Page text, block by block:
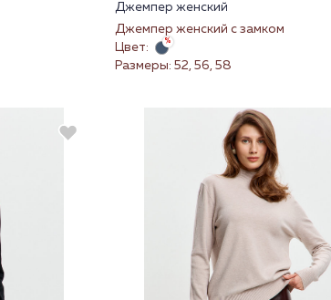
Джемпер женский
Джемпер женский с замком
Цвет:
Размеры: 52, 56, 58